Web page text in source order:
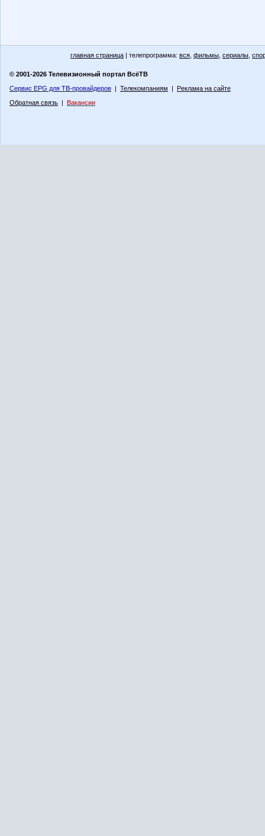
главная страница | телепрограмма: вся фильмы сериалы
© 2001-2026 Телевизионный портал ВсёТВ
Сервис EPG для ТВ-провайдеров | Телекомпаниям | Реклама на сайте
Обратная связь | Вакансии